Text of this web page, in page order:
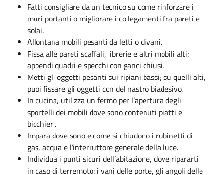
Fatti consigliare da un tecnico su come rinforzare i
muri portanti o migliorare i collegamenti fra pareti e
solai.
Allontana mobili pesanti da letti o divani.
Fissa alle pareti scaffali, librerie e altri mobili alti;
appendi quadri e specchi con ganci chiusi.
Metti gli oggetti pesanti sui ripiani bassi; su quelli alti,
puoi fissare gli oggetti con del nastro biadesivo.
In cucina, utilizza un fermo per l’apertura degli
sportelli dei mobili dove sono contenuti piatti e
bicchieri.
Impara dove sono e come si chiudono i rubinetti di
gas, acqua e l’interruttore generale della luce.
Individua i punti sicuri dell’abitazione, dove ripararti
in caso di terremoto: i vani delle porte, gli angoli delle